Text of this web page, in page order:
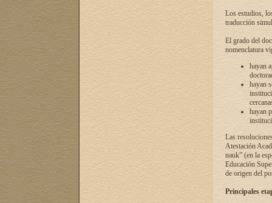
Los estudios,
traducción
El grado del
nomenclatura
hayan
hayan
hayan
Las
Atestación
nauk” (en la
Educación
de origen del
Principales